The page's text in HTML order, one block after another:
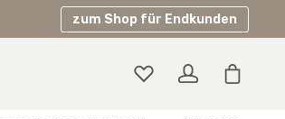
zum Shop für Endkunden